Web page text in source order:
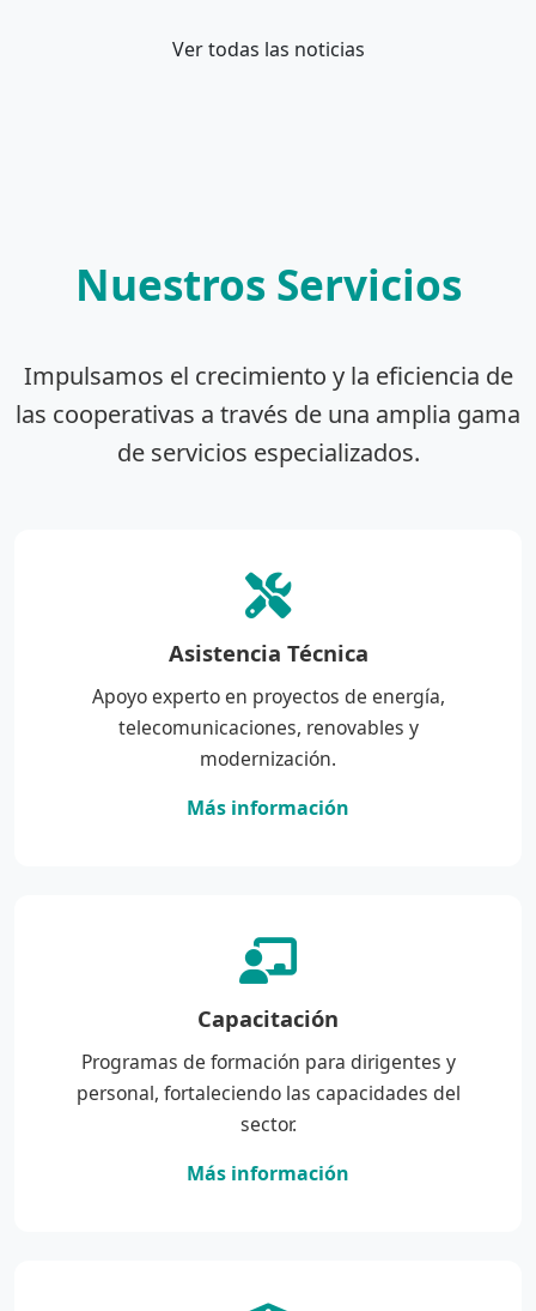
Ver todas las noticias
Nuestros Servicios
Impulsamos el crecimiento y la eficiencia de
las cooperativas a través de una amplia gama
de servicios especializados.
Asistencia Técnica
Apoyo experto en proyectos de energía,
telecomunicaciones, renovables y
modernización.
Más información
Capacitación
Programas de formación para dirigentes y
personal, fortaleciendo las capacidades del
sector.
Más información